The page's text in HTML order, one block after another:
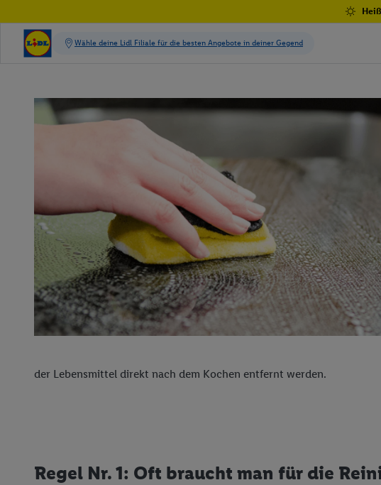
der Lebensmittel direkt nach dem Kochen entfernt werden.
Regel Nr. 1: Oft braucht man für die